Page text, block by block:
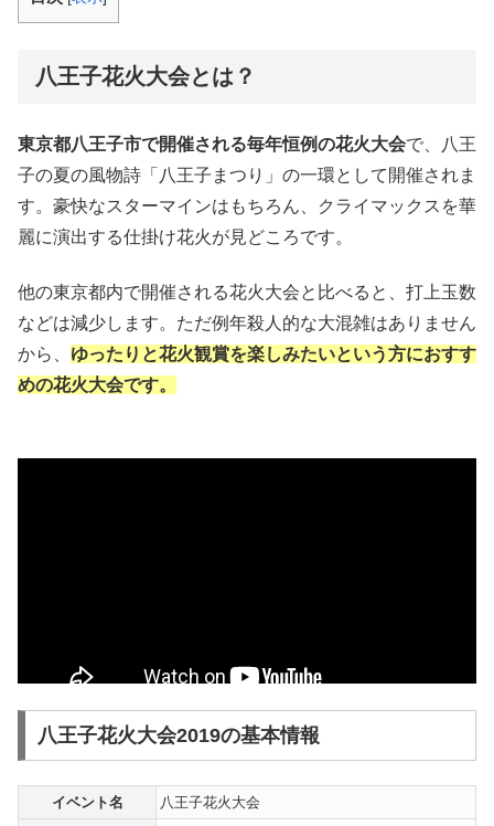
八王子花火大会とは？
東京都八王子市で開催される毎年恒例の花火大会で、八王
子の夏の風物詩「八王子まつり」の一環として開催されま
す。豪快なスターマインはもちろん、クライマックスを華
麗に演出する仕掛け花火が見どころです。
他の東京都内で開催される花火大会と比べると、打上玉数
などは減少します。ただ例年殺人的な大混雑はありません
から、 ゆったりと花火観賞を楽しみたいという方におすす
めの花火大会です。
八王子花火大会2019の基本情報
イベント名
八王子花火大会